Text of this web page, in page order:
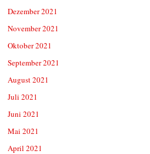
Dezember 2021
November 2021
Oktober 2021
September 2021
August 2021
Juli 2021
Juni 2021
Mai 2021
April 2021